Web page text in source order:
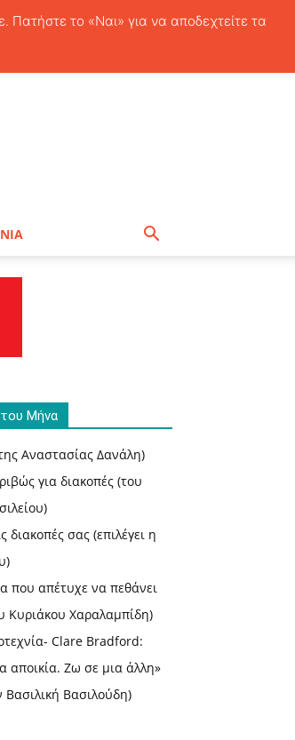
Μήνα
Αναστασίας Δανάλη)
για διακοπές (του
διακοπές σας (επιλέγει η
που απέτυχε να πεθάνει
Κυριάκου Χαραλαμπίδη)
Clare Bradford:
αποικία. Ζω σε μια άλλη»
Βασιλούδη)
Πατήστε το «Ναι» για να αποδεχτείτε τα